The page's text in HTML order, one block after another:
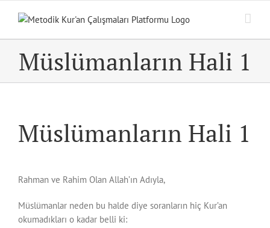
Müslümanların Hali 1
Müslümanların Hali 1
Rahman ve Rahim Olan Allah’ın Adıyla,
Müslümanlar neden bu halde diye soranların hiç Kur’an
okumadıkları o kadar belli ki: